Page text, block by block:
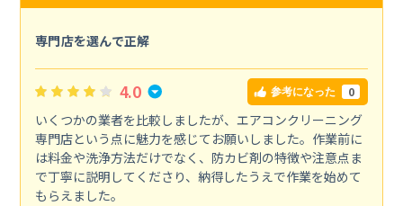
専門店を選んで正解
4.0 参考になった 0
いくつかの業者を比較しましたが、エアコンクリーニング
専門店という点に魅力を感じてお願いしました。作業前に
は料金や洗浄方法だけでなく、防カビ剤の特徴や注意点ま
で丁寧に説明してくださり、納得したうえで作業を始めて
もらえました。